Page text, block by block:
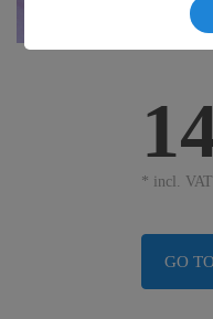
* incl.
GO